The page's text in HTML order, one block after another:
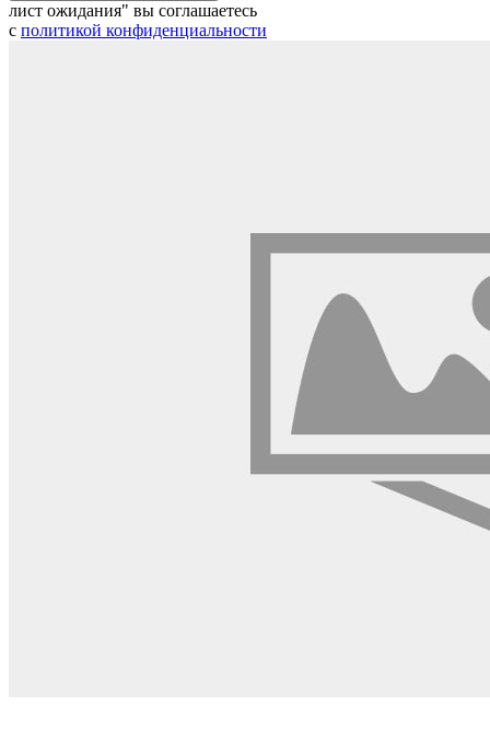
лист ожидания" вы соглашаетесь
с политикой конфиденциальности